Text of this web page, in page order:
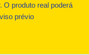
O produto real poderá
prévio